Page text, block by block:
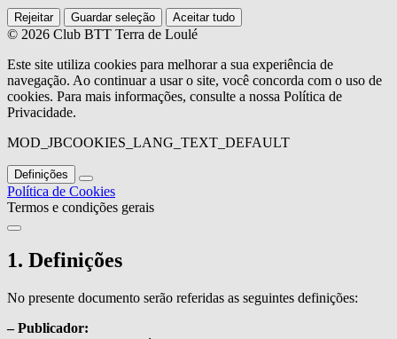
Rejeitar Guardar seleção Aceitar tudo
© 2026 Club BTT Terra de Loulé
Este site utiliza cookies para melhorar a sua experiência de
navegação. Ao continuar a usar o site, você concorda com o uso de
cookies. Para mais informações, consulte a nossa Política de
Privacidade.
MOD_JBCOOKIES_LANG_TEXT_DEFAULT
Definições
Política de Cookies
Termos e condições gerais
1. Definições
No presente documento serão referidas as seguintes definições:
– Publicador: